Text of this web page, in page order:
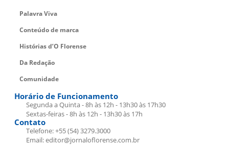
Palavra Viva
Conteúdo de marca
Histórias d’O Florense
Da Redação
Comunidade
Horário de Funcionamento
Segunda a Quinta - 8h às 12h - 13h30 às 17h30
Sextas-feiras - 8h às 12h - 13h30 às 17h
Contato
Telefone: +55 (54) 3279.3000
Email: editor@jornaloflorense.com.br